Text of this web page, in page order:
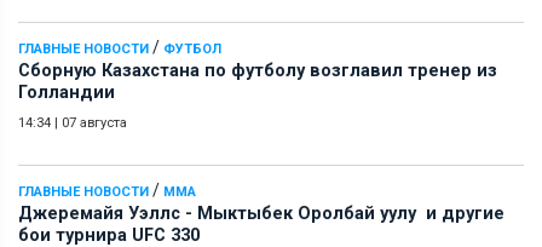
ГЛАВНЫЕ НОВОСТИ / ФУТБОЛ
Сборную Казахстана по футболу возглавил тренер из
Голландии
14:34 | 07 августа
ГЛАВНЫЕ НОВОСТИ / ММА
Джеремайя Уэллс - Мыктыбек Оролбай уулу и другие
бои турнира UFC 330